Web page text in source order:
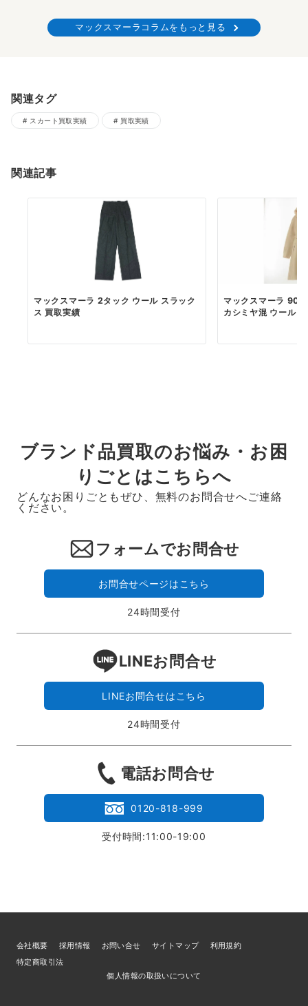
マックスマーラコラムをもっと見る
関連タグ
スカート買取実績 買取実績
関連記事
マックスマーラ 2タック ウール スラック
ス 買取実績
マックスマーラ
カシミヤ混 ウール
ブランド品買取のお悩み・お困
りごとはこちらへ
どんなお困りごともぜひ、無料のお問合せへご連絡
ください。
フォームでお問合せ
お問合せページはこちら
24時間受付
LINEお問合せ
LINEお問合せはこちら
24時間受付
電話お問合せ
0120-818-999
受付時間:11:00-19:00
会社概要 採用情報 お問い合せ サイトマップ
利用規約
特定商取引法
個人情報の取扱いについて